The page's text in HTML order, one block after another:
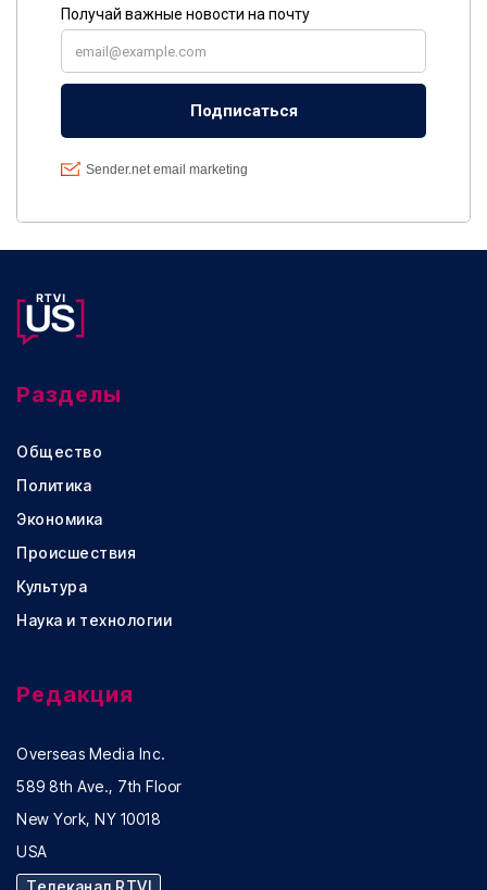
Разделы
Общество
Политика
Экономика
Происшествия
Культура
Наука и технологии
Редакция
Overseas Media Inc.
589 8th Ave., 7th Floor
New York, NY 10018
USA